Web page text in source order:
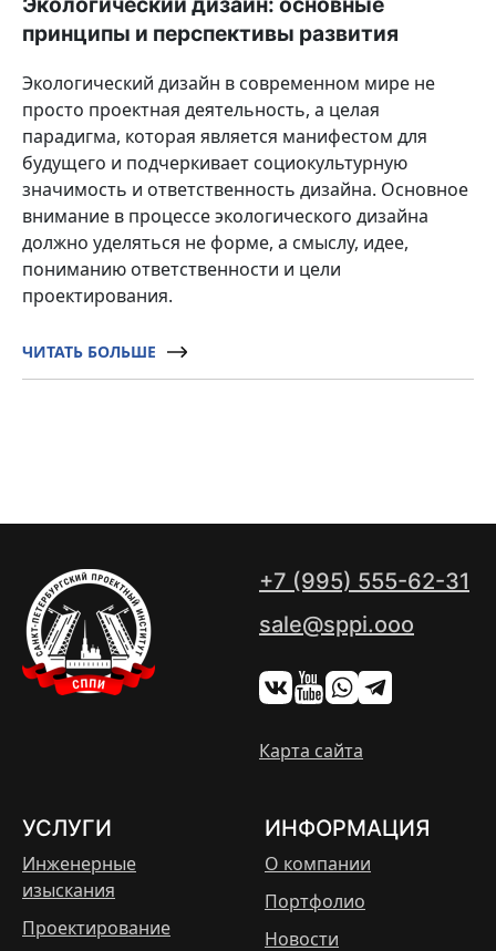
принципы и перспективы развития
Экологический дизайн в современном мире не
просто проектная деятельность, а целая
парадигма, которая является манифестом для
будущего и подчеркивает социокультурную
значимость и ответственность дизайна. Основное
внимание в процессе экологического дизайна
должно уделяться не форме, а смыслу, идее,
пониманию ответственности и цели
проектирования.
ЧИТАТЬ БОЛЬШЕ
+7 (995) 555-62-31
sale@sppi.ooo
Карта сайта
УСЛУГИ
Инженерные
изыскания
Проектирование
ИНФОРМАЦИЯ
О компании
Портфолио
Новости